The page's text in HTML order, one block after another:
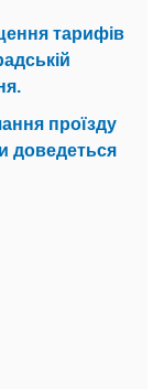
тарифів
проїзду
доведеться